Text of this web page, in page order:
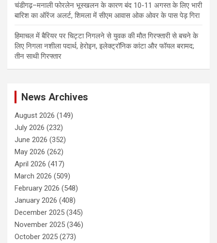
चंडीगढ़–मनाली फोरलेन भूस्खलन के कारण बंद 10-11 अगस्त के लिए भारी
बारिश का ऑरेंज अलर्ट, शिमला में सीएम आवास ओक ओवर के पास पेड़ गिरा
हिमाचल में बैरियर पर चिट्टा निगलने से युवक की मौत गिरफ्तारी से बचने के
लिए निगला नशीला पदार्थ, हेरोइन, इलेक्ट्रॉनिक कांटा और फॉयल बरामद;
तीन साथी गिरफ्तार
News Archives
August 2026 (149)
July 2026 (232)
June 2026 (352)
May 2026 (262)
April 2026 (417)
March 2026 (509)
February 2026 (548)
January 2026 (408)
December 2025 (345)
November 2025 (346)
October 2025 (273)